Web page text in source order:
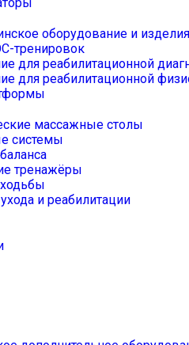
оборудование и изделия
тренировок
для реабилитационной
для реабилитационной
массажные столы
системы
тренажёры
и реабилитации